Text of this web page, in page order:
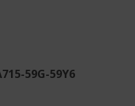
59G-59Y6